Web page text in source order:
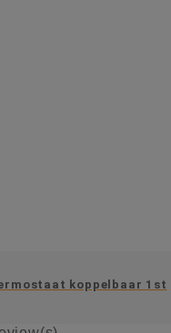
koppelbaar 1st